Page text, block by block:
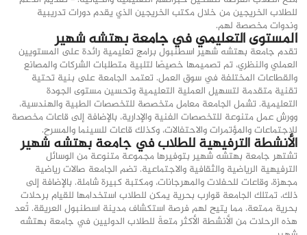
للطلاب الخريجين من خلال مكتب الخريجين الذي يقدم دورات تدريبية
وندوات مخصصة لهم.
المستوى التعليمي في جامعة بهتشه شهير
تقدم جامعة بهتشه شهير اسطنبول برامج تعليمية رائدة على المستويين
العملي والنظري، تم تصميمها خصيصًا لتلبية متطلبات الشركات والمصانع
والقطاعات المختلفة في سوق العمل. تعتمد الجامعة على بنية تحتية
تقنية متقدمة لتسهيل العملية التعليمية وتحسين مستوى الجودة
التعليمية. تشمل الجامعة معامل متخصصة للتخصصات الطبية والهندسية،
وورش عمل متنوعة للتخصصات الفنية والإدارية، بالإضافة إلى قاعات مخصصة
للاجتماعات والمؤتمرات والاحتفالات، وكذلك قاعات للسينما والمسرح.
الأنشطة الترفيهية للطلاب في جامعة بهتشه شهير
تشتهر جامعة بهتشه شهير بتوفيرها مجموعة متنوعة من الوسائل
الترفيهية الرياضية والثقافية والاجتماعية. تضم الجامعة صالات رياضية
مجهزة، وقاعات للحفلات والمهرجانات، ومكتبة كبيرة شاملة. بالإضافة إلى
ذلك، تمتلك الجامعة قوارب بحرية يمكن للطلاب استخدامها للقيام برحلات
بحرية ممتعة، مما يتيح لهم فرصة استكشاف مدينة اسطنبول العريقة. تُعد
هذه الرحلات من الأنشطة الأكثر متعةً للطلاب الدوليين في جامعة بهتشه